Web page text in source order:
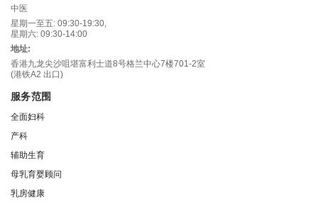
中医
星期一至五: 09:30-19:30,
星期六: 09:30-14:00
地址:
香港九龙尖沙咀堪富利士道8号格兰中心7楼701-2室
(港铁A2 出口)
服务范围
全面妇科
产科
辅助生育
母乳育婴顾问
乳房健康